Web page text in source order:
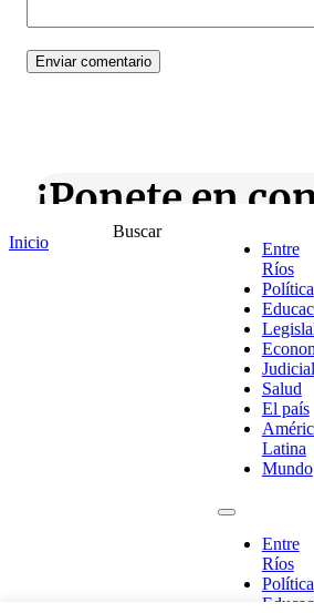
Inicio
Buscar
Entre
Ríos
Política
Salud
El país
Latina
Mundo
Entre
Ríos
Política
¡Ponete en
Escribe aquí abajo lo que desees buscar